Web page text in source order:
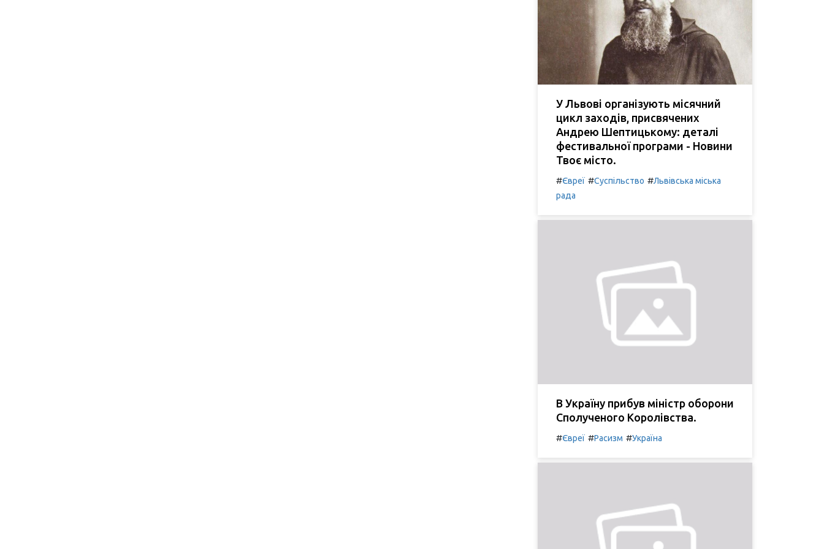
У Львові організують місячний
цикл заходів, присвячених
Андрею Шептицькому: деталі
фестивальної програми - Новини
Твоє місто.
#Євреї #Суспільство #Львівська міська
рада
В Україну прибув міністр оборони
Сполученого Королівства.
#Євреї #Расизм #Україна